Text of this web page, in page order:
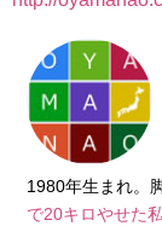
1980年生まれ。
で20キロやせた